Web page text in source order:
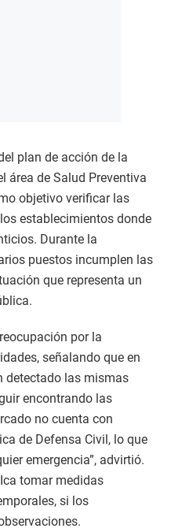
plan de acción de la
área de Salud Preventiva
objetivo verificar las
establecimientos donde
Durante la
puestos incumplen las
que representa un
por la
señalando que en
detectado las mismas
encontrando las
no cuenta con
de Defensa Civil, lo que
emergencia”, advirtió.
tomar medidas
si los